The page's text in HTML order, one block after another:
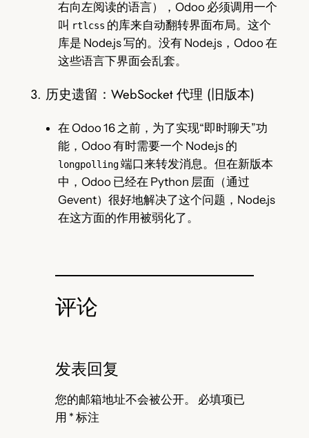
右向左阅读的语言），Odoo 必须调用一个
叫 rtlcss 的库来自动翻转界面布局。这个
库是 Node.js 写的。没有 Node.js，Odoo 在
这些语言下界面会乱套。
3. 历史遗留：WebSocket 代理 (旧版本)
在 Odoo 16 之前，为了实现“即时聊天”功
能，Odoo 有时需要一个 Node.js 的
longpolling端口来转发消息。但在新版本
中，Odoo 已经在 Python 层面（通过
Gevent）很好地解决了这个问题，Node.js
在这方面的作用被弱化了。
评论
发表回复
您的邮箱地址不会被公开。
必填项已
用 * 标注